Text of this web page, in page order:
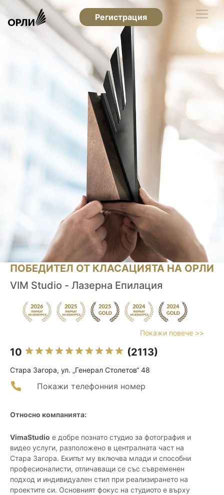
Регистрация
ПОБЕДИТЕЛ ОТ КЛАСАЦИЯТА НА ОРЛИ
VIM Studio - Лазерна Епилация
Покажи повече >>
10 (2113)
Стара Загора, ул. „Генерал Столетов“ 48
Покажи телефонния номер
Относно компанията:
VimaStudio е добре познато студио за фотография и
видео услуги, разположено в централната част на
Стара Загора. Екипът му включва млади и способни
професионалисти, отличаващи се със съвременен
подход и индивидуален стил при реализирането на
проектите си. Основният фокус на студиото е върху